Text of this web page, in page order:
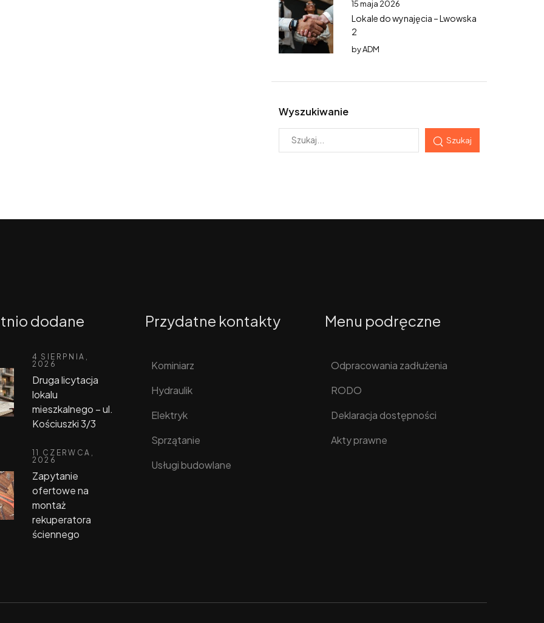
15 maja 2026
Lokale do wynajęcia – Lwowska
2
byADM
Wyszukiwanie
Szukaj
dodane
4 SIERPNIA,
2026
Druga licytacja
lokalu
mieszkalnego – ul.
Kościuszki 3/3
11 CZERWCA,
2026
Zapytanie
ofertowe na
montaż
rekuperatora
ściennego
Przydatne kontakty
Kominiarz
Hydraulik
Elektryk
Sprzątanie
Usługi budowlane
Menu podręczne
Odpracowania zadłużenia
RODO
Deklaracja dostępności
Akty prawne